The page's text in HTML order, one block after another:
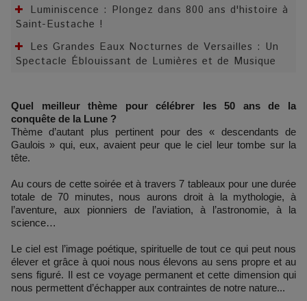
Luminiscence : Plongez dans 800 ans d'histoire à
Saint-Eustache !
Les Grandes Eaux Nocturnes de Versailles : Un
Spectacle Éblouissant de Lumières et de Musique
Quel meilleur thème pour célébrer les 50 ans de la
conquête de la Lune ?
Thème d’autant plus pertinent pour des « descendants de
Gaulois » qui, eux, avaient peur que le ciel leur tombe sur la
tête.
Au cours de cette soirée et à travers 7 tableaux pour une durée
totale de 70 minutes, nous aurons droit à la mythologie, à
l’aventure, aux pionniers de l’aviation, à l’astronomie, à la
science…
Le ciel est l’image poétique, spirituelle de tout ce qui peut nous
élever et grâce à quoi nous nous élevons au sens propre et au
sens figuré. Il est ce voyage permanent et cette dimension qui
nous permettent d’échapper aux contraintes de notre nature...